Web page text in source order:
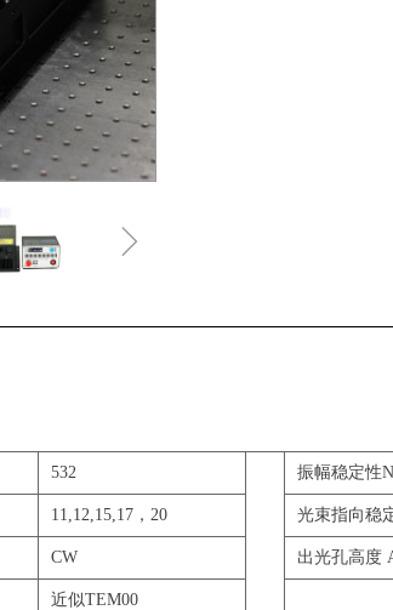
532 振幅稳定性
11,12,15,17，20 光束指向稳
CW 出光孔高度
近似TEM00
ꁇ